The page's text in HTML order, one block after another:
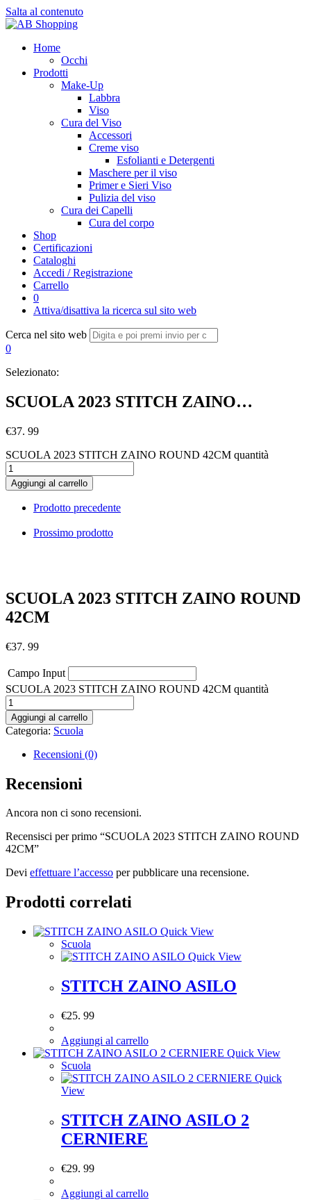
Salta al contenuto
Home
Occhi
Prodotti
Make-Up
Labbra
Viso
Cura del Viso
Accessori
Creme viso
Esfolianti e Detergenti
Maschere per il viso
Primer e Sieri Viso
Pulizia del viso
Cura dei Capelli
Cura del corpo
Shop
Certificazioni
Cataloghi
Accedi / Registrazione
Carrello
0
Attiva/disattiva la ricerca sul sito web
Cerca nel sito web
0
Selezionato:
SCUOLA 2023 STITCH ZAINO…
€37. 99
SCUOLA 2023 STITCH ZAINO ROUND 42CM quantità
Aggiungi al carrello
Prodotto precedente
Prossimo prodotto
SCUOLA 2023 STITCH ZAINO ROUND
42CM
€37. 99
Campo Input
SCUOLA 2023 STITCH ZAINO ROUND 42CM quantità
Aggiungi al carrello
Categoria: Scuola
Recensioni (0)
Recensioni
Ancora non ci sono recensioni.
Recensisci per primo “SCUOLA 2023 STITCH ZAINO ROUND
42CM”
Devi effettuare l’accesso per pubblicare una recensione.
Prodotti correlati
Quick View
Scuola
Quick View
STITCH ZAINO ASILO
€25. 99
Aggiungi al carrello
Quick View
Scuola
Quick
View
STITCH ZAINO ASILO 2
CERNIERE
€29. 99
Aggiungi al carrello